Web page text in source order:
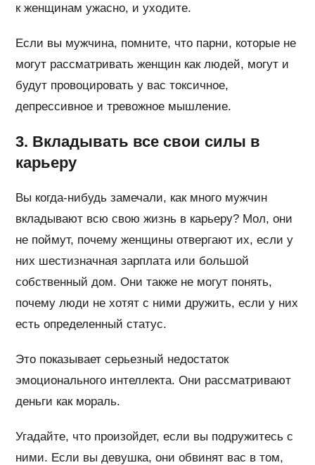
к женщинам ужасно, и уходите.
Если вы мужчина, помните, что парни, которые не
могут рассматривать женщин как людей, могут и
будут провоцировать у вас токсичное,
депрессивное и тревожное мышление.
3. Вкладывать все свои силы в
карьеру
Вы когда-нибудь замечали, как много мужчин
вкладывают всю свою жизнь в карьеру? Мол, они
не поймут, почему женщины отвергают их, если у
них шестизначная зарплата или большой
собственный дом. Они также не могут понять,
почему люди не хотят с ними дружить, если у них
есть определенный статус.
Это показывает серьезный недостаток
эмоционального интеллекта. Они рассматривают
деньги как мораль.
Угадайте, что произойдет, если вы подружитесь с
ними. Если вы девушка, они обвинят вас в том,